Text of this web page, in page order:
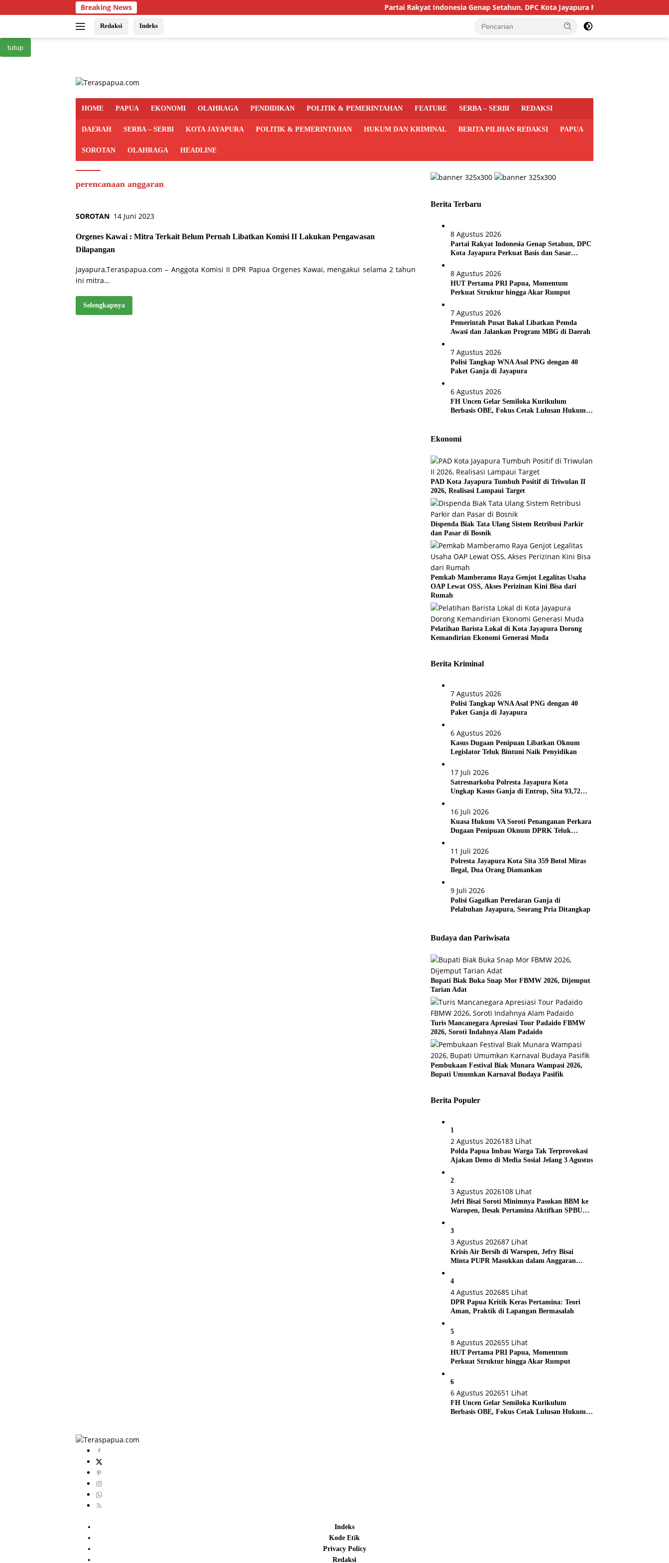
ke
Breaking News Partai Rakyat Indonesia Genap Setahun, DPC Kota Jayapura Perkuat Basis dan Sasar
Redaksi Indeks
tutup
HOME PAPUA EKONOMI OLAHRAGA PENDIDIKAN POLITIK & PEMERINTAHAN FEATURE SERBA – SERBI REDAKSI
DAERAH SERBA – SERBI KOTA JAYAPURA POLITIK & PEMERINTAHAN HUKUM DAN KRIMINAL BERITA PILIHAN REDAKSI PAPUA
SOROTAN OLAHRAGA HEADLINE
perencanaan anggaran
SOROTAN 14 Juni 2023
Orgenes Kawai : Mitra Terkait Belum Pernah Libatkan Komisi II Lakukan Pengawasan
Dilapangan
Jayapura,Teraspapua.com – Anggota Komisi II DPR Papua Orgenes Kawai, mengakui selama 2 tahun
ini mitra…
Selengkapnya
Berita Terbaru
8 Agustus 2026
Partai Rakyat Indonesia Genap Setahun, DPC
Kota Jayapura Perkuat Basis dan Sasar
8 Agustus 2026
HUT Pertama PRI Papua, Momentum
Perkuat Struktur hingga Akar Rumput
7 Agustus 2026
Pemerintah Pusat Bakal Libatkan Pemda
Awasi dan Jalankan Program MBG di Daerah
7 Agustus 2026
Polisi Tangkap WNA Asal PNG dengan 40
Paket Ganja di Jayapura
6 Agustus 2026
FH Uncen Gelar Semiloka Kurikulum
Berbasis OBE, Fokus Cetak Lulusan Hukum
Ekonomi
PAD Kota Jayapura Tumbuh Positif di Triwulan II
2026, Realisasi Lampaui Target
Dispenda Biak Tata Ulang Sistem Retribusi Parkir
dan Pasar di Bosnik
Pemkab Mamberamo Raya Genjot Legalitas Usaha
OAP Lewat OSS, Akses Perizinan Kini Bisa dari
Rumah
Pelatihan Barista Lokal di Kota Jayapura Dorong
Kemandirian Ekonomi Generasi Muda
Berita Kriminal
7 Agustus 2026
Polisi Tangkap WNA Asal PNG dengan 40
Paket Ganja di Jayapura
6 Agustus 2026
Kasus Dugaan Penipuan Libatkan Oknum
Legislator Teluk Bintuni Naik Penyidikan
17 Juli 2026
Satresnarkoba Polresta Jayapura Kota
Ungkap Kasus Ganja di Entrop, Sita 93,72
16 Juli 2026
Kuasa Hukum VA Soroti Penanganan Perkara
Dugaan Penipuan Oknum DPRK Teluk
11 Juli 2026
Polresta Jayapura Kota Sita 359 Botol Miras
Ilegal, Dua Orang Diamankan
9 Juli 2026
Polisi Gagalkan Peredaran Ganja di
Pelabuhan Jayapura, Seorang Pria Ditangkap
Budaya dan Pariwisata
Bupati Biak Buka Snap Mor FBMW 2026, Dijemput
Tarian Adat
Turis Mancanegara Apresiasi Tour Padaido FBMW
2026, Soroti Indahnya Alam Padaido
Pembukaan Festival Biak Munara Wampasi 2026,
Bupati Umumkan Karnaval Budaya Pasifik
Berita Populer
1
2 Agustus 2026183 Lihat
Polda Papua Imbau Warga Tak Terprovokasi
Ajakan Demo di Media Sosial Jelang 3 Agustus
2
3 Agustus 2026108 Lihat
Jefri Bisai Soroti Minimnya Pasokan BBM ke
Waropen, Desak Pertamina Aktifkan SPBU
3
3 Agustus 202687 Lihat
Krisis Air Bersih di Waropen, Jefry Bisai
Minta PUPR Masukkan dalam Anggaran
4
4 Agustus 202685 Lihat
DPR Papua Kritik Keras Pertamina: Teori
Aman, Praktik di Lapangan Bermasalah
5
8 Agustus 202655 Lihat
HUT Pertama PRI Papua, Momentum
Perkuat Struktur hingga Akar Rumput
6
6 Agustus 202651 Lihat
FH Uncen Gelar Semiloka Kurikulum
Berbasis OBE, Fokus Cetak Lulusan Hukum
Indeks
Kode Etik
Privacy Policy
Redaksi